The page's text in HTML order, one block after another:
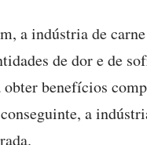
a indústria de
de dor e de
obter benefícios
a